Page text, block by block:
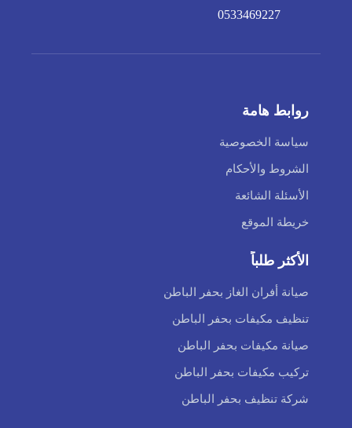
0533469227
روابط هامة
سياسة الخصوصية
الشروط والأحكام
الأسئلة الشائعة
خريطة الموقع
الأكثر طلباً
صيانة أفران الغاز بحفر الباطن
تنظيف مكيفات بحفر الباطن
صيانة مكيفات بحفر الباطن
تركيب مكيفات بحفر الباطن
شركة تنظيف بحفر الباطن